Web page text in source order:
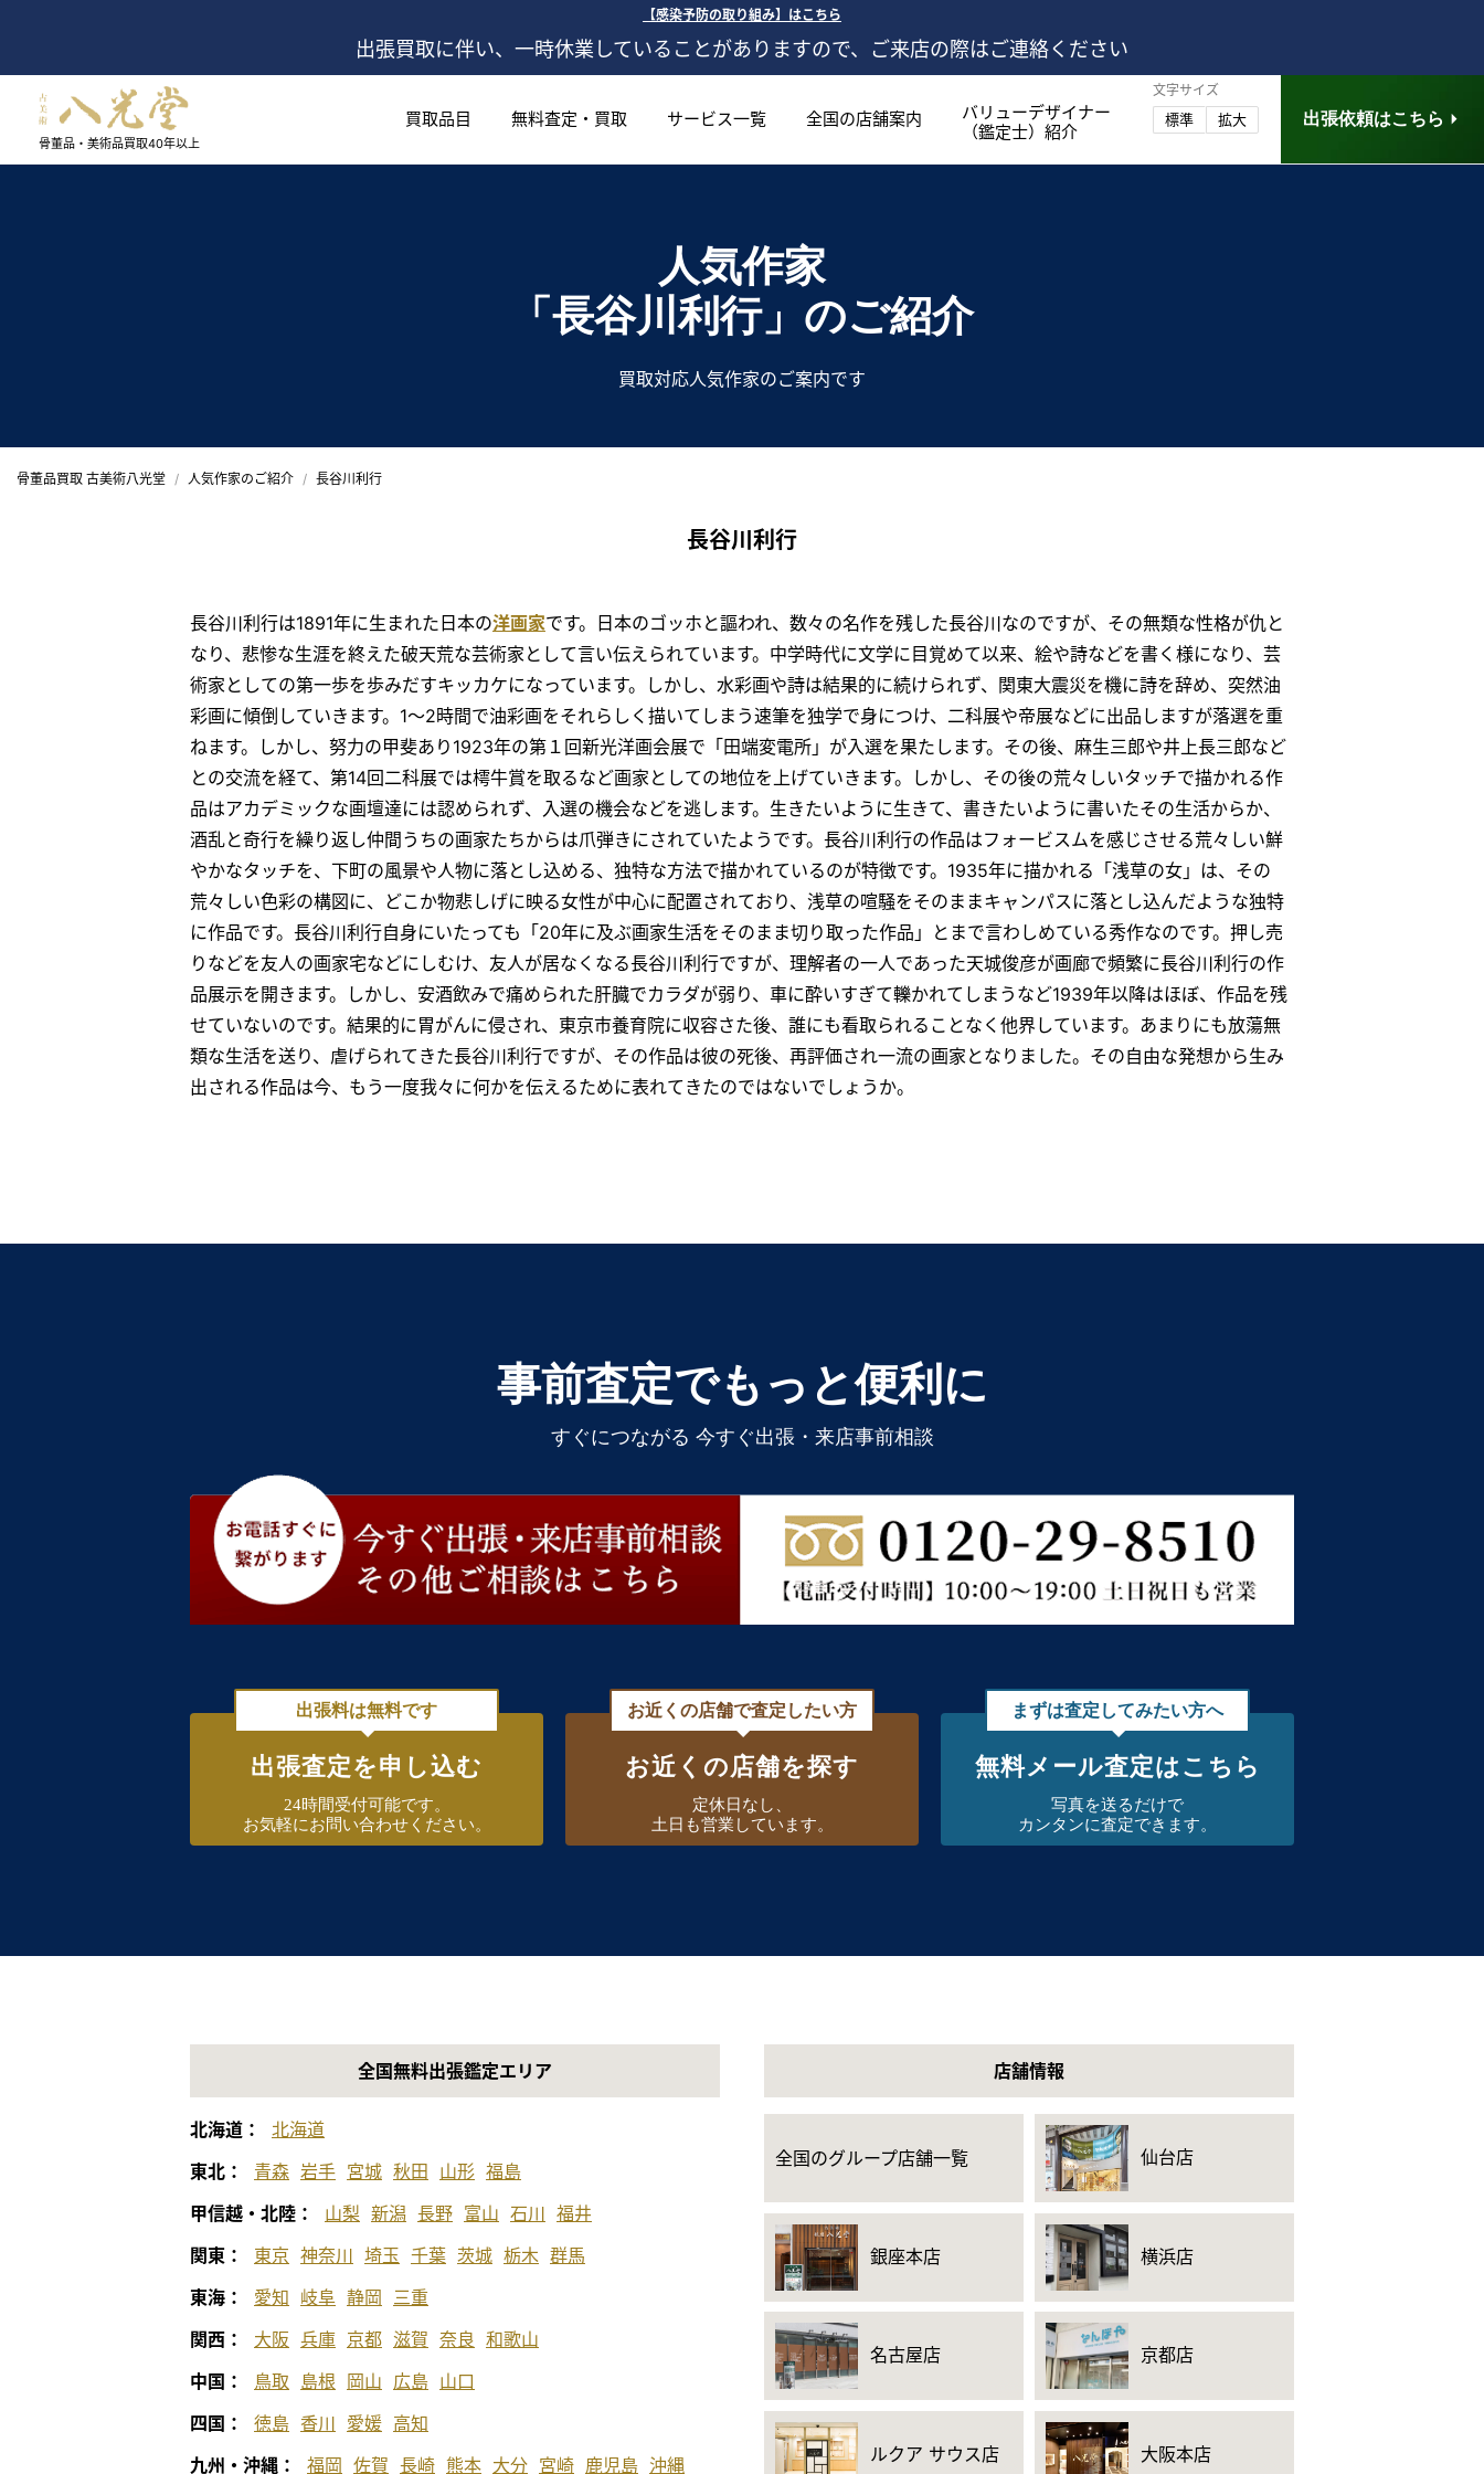
【感染予防の取り組み】はこちら
出張買取に伴い、一時休業していることがありますので、ご来店の際はご連絡ください
骨董品・美術品買取40年以上
買取品目 無料査定・買取 サービス一覧 全国の店舗案内
バリューデザイナー
（鑑定士）紹介
文字サイズ
標準 拡大 出張依頼はこちら
人気作家
「長谷川利行」 のご紹介
買取対応人気作家のご案内です
骨董品買取 古美術八光堂 人気作家のご紹介 長谷川利行
長谷川利行
長谷川利行は1891年に生まれた日本の洋画家です。日本のゴッホと謳われ、数々の名作を残した長谷川なのですが、その無類な性格が仇と
なり、悲惨な生涯を終えた破天荒な芸術家として言い伝えられています。中学時代に文学に目覚めて以来、絵や詩などを書く様になり、芸
術家としての第一歩を歩みだすキッカケになっています。しかし、水彩画や詩は結果的に続けられず、関東大震災を機に詩を辞め、突然油
彩画に傾倒していきます。1〜2時間で油彩画をそれらしく描いてしまう速筆を独学で身につけ、二科展や帝展などに出品しますが落選を重
ねます。しかし、努力の甲斐あり1923年の第１回新光洋画会展で「田端変電所」が入選を果たします。その後、麻生三郎や井上長三郎など
との交流を経て、第14回二科展では樗牛賞を取るなど画家としての地位を上げていきます。しかし、その後の荒々しいタッチで描かれる作
品はアカデミックな画壇達には認められず、入選の機会などを逃します。生きたいように生きて、書きたいように書いたその生活からか、
酒乱と奇行を繰り返し仲間うちの画家たちからは爪弾きにされていたようです。長谷川利行の作品はフォービスムを感じさせる荒々しい鮮
やかなタッチを、下町の風景や人物に落とし込める、独特な方法で描かれているのが特徴です。1935年に描かれる「浅草の女」は、その
荒々しい色彩の構図に、どこか物悲しげに映る女性が中心に配置されており、浅草の喧騒をそのままキャンパスに落とし込んだような独特
に作品です。長谷川利行自身にいたっても「20年に及ぶ画家生活をそのまま切り取った作品」とまで言わしめている秀作なのです。押し売
りなどを友人の画家宅などにしむけ、友人が居なくなる長谷川利行ですが、理解者の一人であった天城俊彦が画廊で頻繁に長谷川利行の作
品展示を開きます。しかし、安酒飲みで痛められた肝臓でカラダが弱り、車に酔いすぎて轢かれてしまうなど1939年以降はほぼ、作品を残
せていないのです。結果的に胃がんに侵され、東京市養育院に収容さた後、誰にも看取られることなく他界しています。あまりにも放蕩無
類な生活を送り、虐げられてきた長谷川利行ですが、その作品は彼の死後、再評価され一流の画家となりました。その自由な発想から生み
出される作品は今、もう一度我々に何かを伝えるために表れてきたのではないでしょうか。
事前査定でもっと便利に
すぐにつながる 今すぐ出張・来店事前相談
出張料は無料です
出張査定を申し込む
24時間受付可能です。
お気軽にお問い合わせください。
お近くの店舗で査定したい方
お近くの店舗を探す
定休日なし、
土日も営業しています。
まずは査定してみたい方へ
無料メール査定はこちら
写真を送るだけで
カンタンに査定できます。
全国無料出張鑑定エリア
北海道：
北海道
東北：
青森 岩手 宮城 秋田 山形 福島
甲信越・北陸：
山梨 新潟 長野 富山 石川 福井
関東：
東京 神奈川 埼玉 千葉 茨城 栃木 群馬
東海：
愛知 岐阜 静岡
三重
関西：
大阪 兵庫 京都 滋賀 奈良 和歌山
中国：
鳥取 島根 岡山 広島 山口
四国：
徳島 香川 愛媛 高知
九州・沖縄：
福岡 佐賀 長崎 熊本 大分 宮崎 鹿児島 沖縄
店舗情報
全国のグループ店舗一覧 仙台店
銀座本店 横浜店
名古屋店 京都店
ルクア サウス店 大阪本店